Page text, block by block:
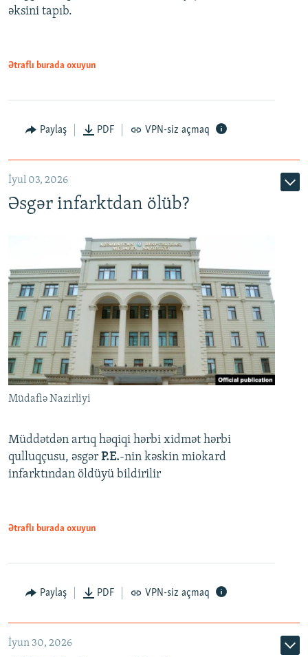
Auto 240p 360p 480p
720p 1080p
əksini tapıb.
Ətraflı burada oxuyun
Paylaş PDF VPN-siz açmaq
İyul 03, 2026
Əsgər infarktdan ölüb?
Müdafiə Nazirliyi
Müddətdən artıq həqiqi hərbi xidmət hərbi
qulluqçusu, əsgər P.E.-nin kəskin miokard
infarktından öldüyü bildirilir
Ətraflı burada oxuyun
Paylaş PDF VPN-siz açmaq
İyun 30, 2026